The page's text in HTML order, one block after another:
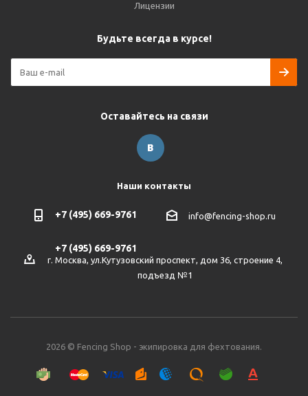
Лицензии
Будьте всегда в курсе!
Оставайтесь на связи
Наши контакты
+7 (495) 669-9761
+7 (495) 669-9761
info@fencing-shop.ru
г. Москва, ул.Кутузовский проспект, дом 36, строение 4,
подъезд №1
2026 © Fencing Shop - экипировка для фехтования.